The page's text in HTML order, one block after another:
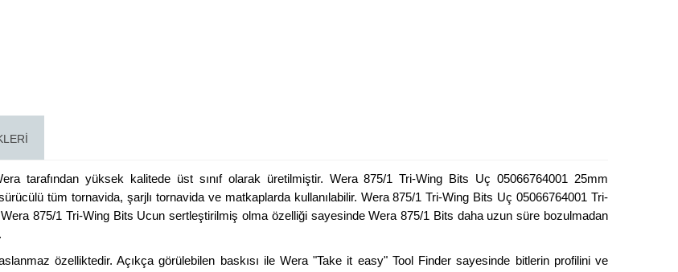
tarafından yüksek kalitede üst sınıf olarak üretilmiştir. Wera 875/1 Tri-Wing Bits Uç 05066764001 25mm
tüm tornavida, şarjlı tornavida ve matkaplarda kullanılabilir. Wera 875/1 Tri-Wing Bits Uç 05066764001 Tri-
875/1 Tri-Wing Bits Ucun sertleştirilmiş olma özelliği sayesinde Wera 875/1 Bits daha uzun süre bozulmadan
özelliktedir. Açıkça görülebilen baskısı ile Wera "Take it easy" Tool Finder sayesinde bitlerin profilini ve